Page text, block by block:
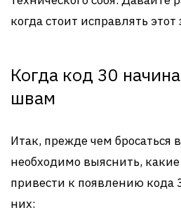
когда стоит исправлять
Когда код 30
швам
Итак, прежде чем бросаться
необходимо выяснить,
привести к появлению кода
них: